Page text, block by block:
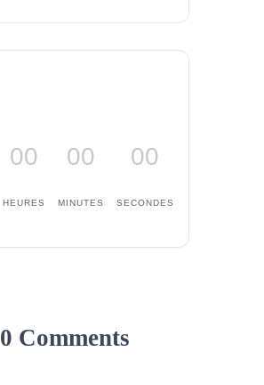
00
HEURES
00
MINUTES
00
SECONDES
0 Comments